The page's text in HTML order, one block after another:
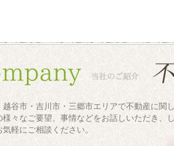
越谷市・吉川市・三郷市エリアで不動産に関
様々なご要望、事情などをお話しいただき、
気軽にご相談ください。